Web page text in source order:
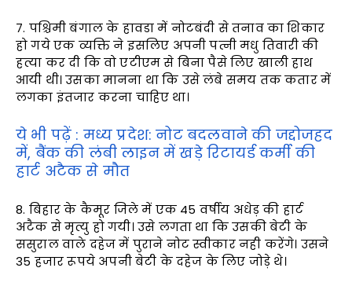
7. पश्चिमी बंगाल के हावडा में नोटबंदी से तनाव का शिकार
हो गये एक व्यक्ति ने इसलिए अपनी पत्नी मधु तिवारी की
हत्या कर दी कि वो एटीएम से बिना पैसे लिए खाली हाथ
आयी थी। उसका मानना था कि उसे लंबे समय तक कतार में
लगका इंतजार करना चाहिए था।
ये भी पढ़ें : मध्य प्रदेश: नोट बदलवाने की जद्दोजहद
में, बैंक की लंबी लाइन में खड़े रिटायर्ड कर्मी की
हार्ट अटैक से मौत
8. बिहार के कैमूर जिले में एक 45 वर्षीय अधेड़ की हार्ट
अटैक से मृत्यु हो गयी। उसे लगता था कि उसकी बेटी के
ससुराल वाले दहेज में पुराने नोट स्वीकार नही करेंगे। उसने
35 हजार रूपये अपनी बेटी के दहेज के लिए जोड़े थे।